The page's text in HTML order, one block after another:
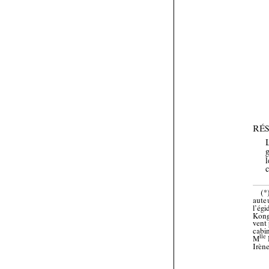



 
